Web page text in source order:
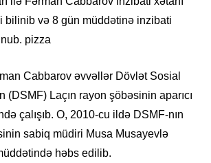
bilinib və 8 gün müddətinə inzibati
pizza
Cabbarov əvvəllər Dövlət Sosial
(DSMF) Laçın rayon şöbəsinin aparıcı
çalışıb. O, 2010-cu ildə DSMF-nın
sabiq müdiri Musa Musayevlə
həbs edilib.